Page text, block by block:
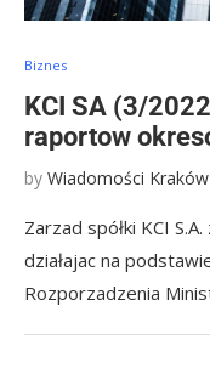
Biznes
KCI SA (3/
raportow
by Wiadomości Kraków
Zarzad spółki KCI
działajac na
Rozporzadzenia